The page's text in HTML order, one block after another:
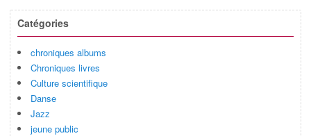
Catégories
chroniques albums
Chroniques livres
Culture scientifique
Danse
Jazz
jeune public